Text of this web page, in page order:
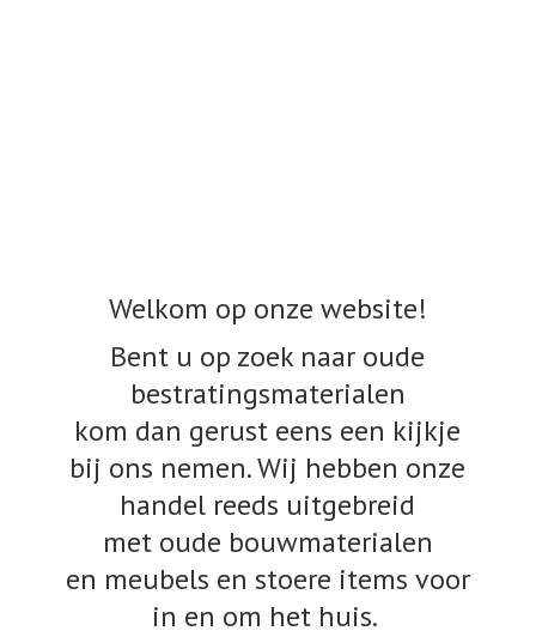
Welkom op onze website!
Bent u op zoek naar oude
bestratingsmaterialen
kom dan gerust eens een kijkje
bij ons nemen. Wij hebben onze
handel reeds uitgebreid
met oude bouwmaterialen
en meubels en stoere items voor
in en om het huis.